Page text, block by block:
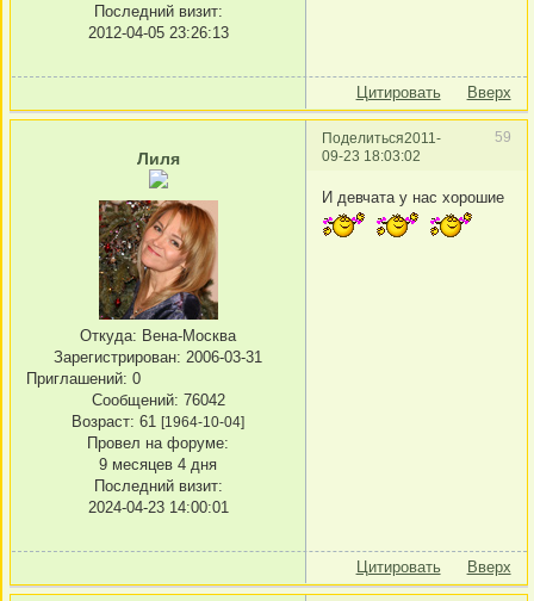
Последний визит:
2012-04-05 23:26:13
Цитировать Вверх
Поделиться 59
2011-
09-23 18:03:02
Лиля
Откуда: Вена-Москва
Зарегистрирован: 2006-03-31
Приглашений: 0
Сообщений: 76042
Возраст: 61 [1964-10-04]
Провел на форуме:
9 месяцев 4 дня
Последний визит:
2024-04-23 14:00:01
И девчата у нас хорошие
Цитировать Вверх